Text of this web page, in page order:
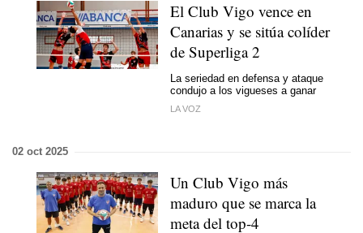
El Club Vigo vence en
Canarias y se sitúa colíder
de Superliga 2
La seriedad en defensa y ataque
condujo a los vigueses a ganar
LA VOZ
02 oct 2025
Un Club Vigo más
maduro que se marca la
meta del top-4